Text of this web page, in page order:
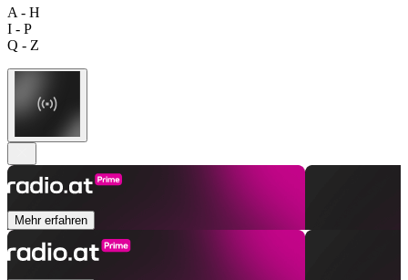
A - H
I - P
Q - Z
Mehr erfahren